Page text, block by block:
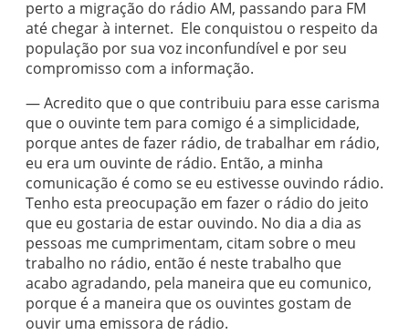
perto a migração do rádio AM, passando para FM
até chegar à internet. Ele conquistou o respeito da
população por sua voz inconfundível e por seu
compromisso com a informação.
— Acredito que o que contribuiu para esse carisma
que o ouvinte tem para comigo é a simplicidade,
porque antes de fazer rádio, de trabalhar em rádio,
eu era um ouvinte de rádio. Então, a minha
comunicação é como se eu estivesse ouvindo rádio.
Tenho esta preocupação em fazer o rádio do jeito
que eu gostaria de estar ouvindo. No dia a dia as
pessoas me cumprimentam, citam sobre o meu
trabalho no rádio, então é neste trabalho que
acabo agradando, pela maneira que eu comunico,
porque é a maneira que os ouvintes gostam de
ouvir uma emissora de rádio.